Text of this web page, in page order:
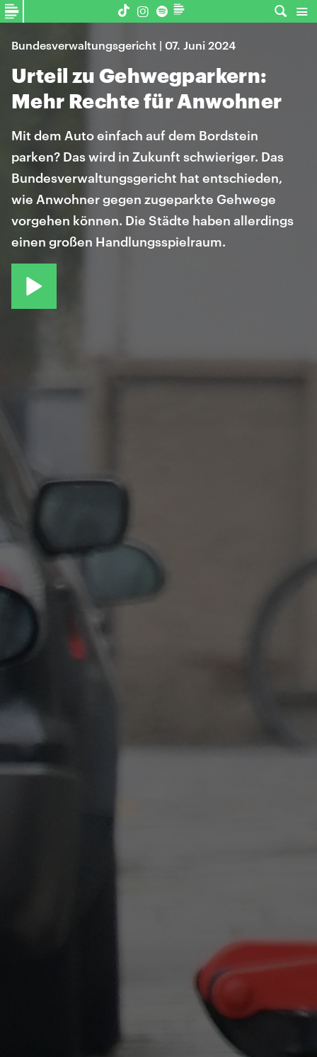
Bundesverwaltungsgericht | 07. Juni 2024
Urteil zu Gehwegparkern:
Mehr Rechte für Anwohner
Mit dem Auto einfach auf dem Bordstein
parken? Das wird in Zukunft schwieriger. Das
Bundesverwaltungsgericht hat entschieden,
wie Anwohner gegen zugeparkte Gehwege
vorgehen können. Die Städte haben allerdings
einen großen Handlungsspielraum.